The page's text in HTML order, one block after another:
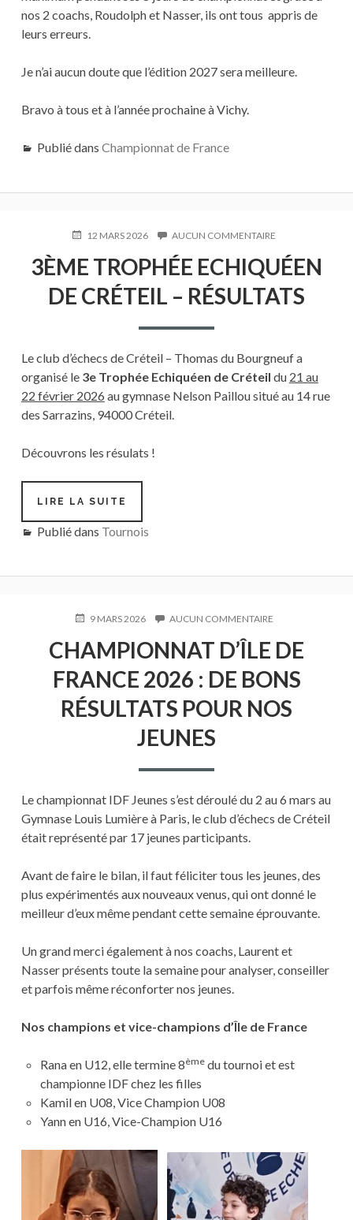
nos 2 coachs, Roudolph et Nasser, ils ont tous appris de
leurs erreurs.
Je n’ai aucun doute que l’édition 2027 sera meilleure.
Bravo à tous et à l’année prochaine à Vichy.
Publié dans Championnat de France
PUBLIÉ12 MARS 2026 AUCUN COMMENTAIRE
TROPHÉE
ECHIQUÉEN
DE
CRÉTEIL
3ÈME TROPHÉE ECHIQUÉEN
DE CRÉTEIL – RÉSULTATS
Le club d’échecs de Créteil – Thomas du Bourgneuf a
organisé le 3e Trophée Echiquéen de Créteil du 21 au
22 février 2026 au gymnase Nelson Paillou situé au 14 rue
des Sarrazins, 94000 Créteil.
Découvrons les résulats !
LIRE LA SUITE
ECHIQUÉEN
Publié dans Tournois
PUBLIÉ9 MARS 2026 AUCUN COMMENTAIRE
D’ÎLE
DE
FRANCE
2026
:
DE
CHAMPIONNAT D’ÎLE DE
FRANCE 2026 : DE BONS
RÉSULTATS POUR NOS
JEUNES
Le championnat IDF Jeunes s’est déroulé du 2 au 6 mars au
Gymnase Louis Lumière à Paris, le club d’échecs de Créteil
était représenté par 17 jeunes participants.
Avant de faire le bilan, il faut féliciter tous les jeunes, des
plus expérimentés aux nouveaux venus, qui ont donné le
meilleur d’eux même pendant cette semaine éprouvante.
Un grand merci également à nos coachs, Laurent et
Nasser présents toute la semaine pour analyser, conseiller
et parfois même réconforter nos jeunes.
Nos champions et vice-champions d’Île de France
Rana en U12, elle termine 8èmedu tournoi et est
championne IDF chez les filles
Kamil en U08, Vice Champion U08
Yann en U16, Vice-Champion U16